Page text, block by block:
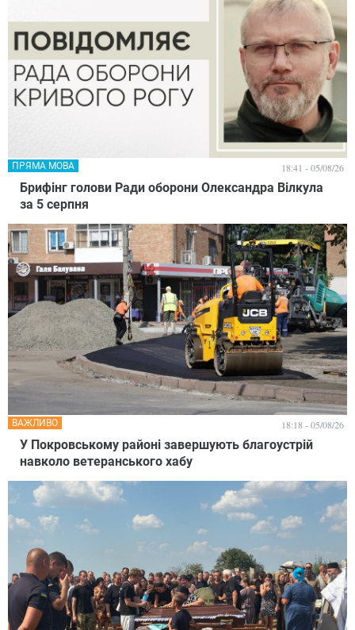
Брифінг голови Ради оборони Олександра Вілкула
за 5 серпня
ПРЯМА МОВА 18:41 - 05/08/26
У Покровському районі завершують благоустрій
навколо ветеранського хабу
ВАЖЛИВО 18:18 - 05/08/26